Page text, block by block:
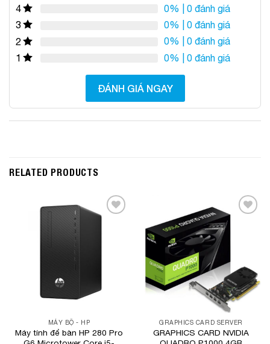
4
0% | 0 đánh giá
3
0% | 0 đánh giá
2
0% | 0 đánh giá
1
0% | 0 đánh giá
ĐÁNH GIÁ NGAY
RELATED PRODUCTS
MÁY BỘ - HP
Máy tính để bàn HP 280 Pro
GRAPHICS CARD SERVER
GRAPHICS CARD NVIDIA